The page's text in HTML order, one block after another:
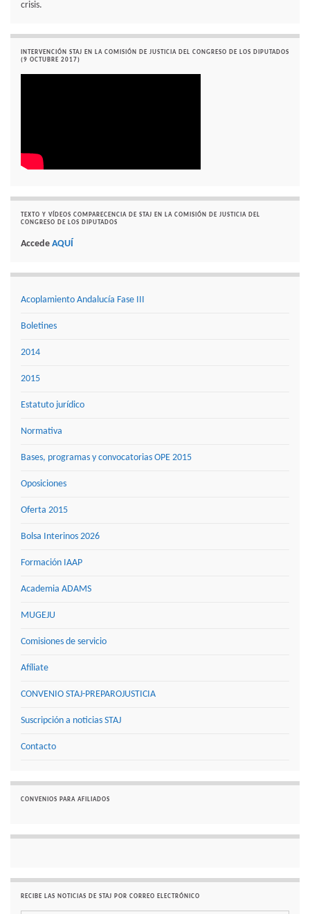
crisis.
INTERVENCIÓN STAJ EN LA COMISIÓN DE JUSTICIA DEL CONGRESO DE LOS DIPUTADOS
(9 OCTUBRE 2017)
TEXTO Y VÍDEOS COMPARECENCIA DE STAJ EN LA COMISIÓN DE JUSTICIA DEL
CONGRESO DE LOS DIPUTADOS
Accede AQUÍ
Acoplamiento Andalucía Fase III
Boletines
2014
2015
Estatuto jurídico
Normativa
Bases, programas y convocatorias OPE 2015
Oposiciones
Oferta 2015
Bolsa Interinos 2026
Formación IAAP
Academia ADAMS
MUGEJU
Comisiones de servicio
Afíliate
CONVENIO STAJ-PREPAROJUSTICIA
Suscripción a noticias STAJ
Contacto
CONVENIOS PARA AFILIADOS
RECIBE LAS NOTICIAS DE STAJ POR CORREO ELECTRÓNICO